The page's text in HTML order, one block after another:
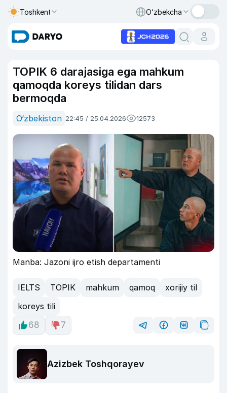
Toshkent O‘zbekcha
TOPIK 6 darajasiga ega mahkum
qamoqda koreys tilidan dars
bermoqda
O‘zbekiston 22:45 / 25.04.2026 12573
Manba: Jazoni ijro etish departamenti
IELTS TOPIK mahkum qamoq
xorijiy til
koreys tili
68
7
Azizbek Toshqorayev